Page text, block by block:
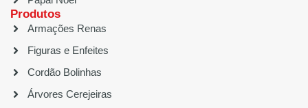
Produtos
Armações Renas
Figuras e Enfeites
Cordão Bolinhas
Árvores Cerejeiras